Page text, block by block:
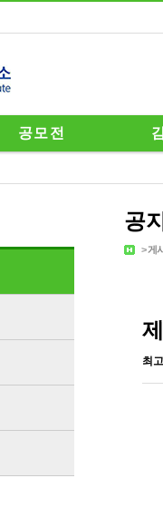
공모전
공
>게
최